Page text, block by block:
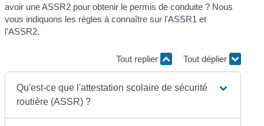
avoir une ASSR2 pour obtenir le permis de conduite ? Nous
vous indiquons les règles à connaître sur l'ASSR1 et
l'ASSR2.
Tout replier Tout déplier
Qu'est-ce que l'attestation scolaire de sécurité
routière (ASSR) ?